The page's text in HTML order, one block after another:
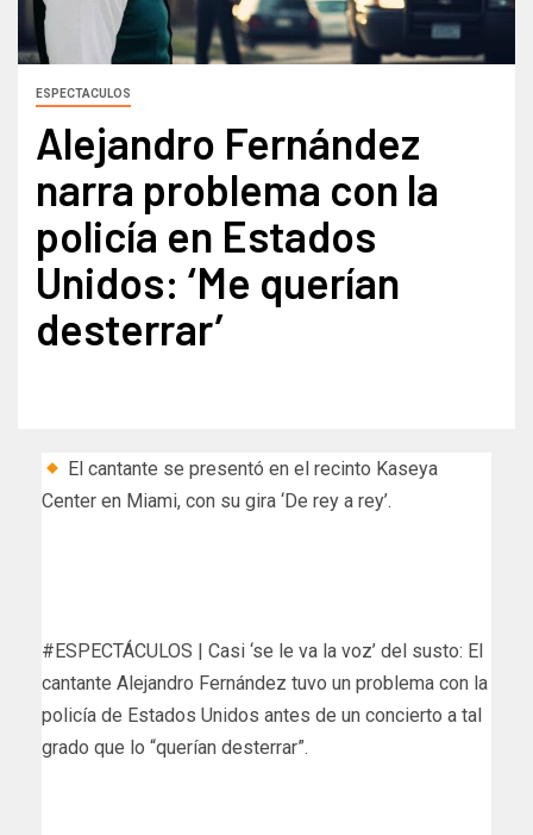
ESPECTACULOS
Alejandro Fernández
narra problema con la
policía en Estados
Unidos: ‘Me querían
desterrar’
El cantante se presentó en el recinto Kaseya
Center en Miami, con su gira ‘De rey a rey’.
#ESPECTÁCULOS | Casi ‘se le va la voz’ del susto: El
cantante Alejandro Fernández tuvo un problema con la
policía de Estados Unidos antes de un concierto a tal
grado que lo “querían desterrar”.